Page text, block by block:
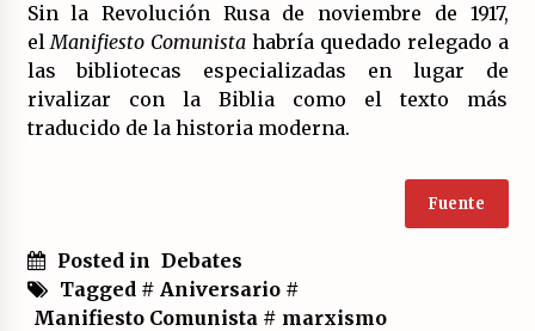
Sin la Revolución Rusa de noviembre de 1917,
elManifiesto Comunistahabría quedado relegado a
las bibliotecas especializadas en lugar de
rivalizar con la Biblia como el texto más
traducido de la historia moderna.
Fuente
Posted in Debates
Tagged # Aniversario#
Manifiesto Comunista # marxismo